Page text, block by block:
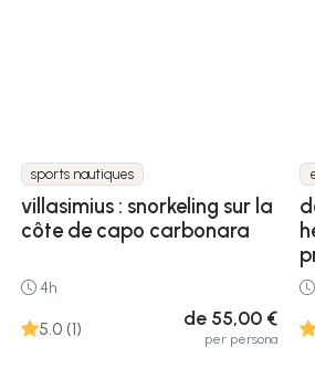
sports nautiques
villasimius : snorkeling sur la
côte de capo carbonara
4h
5.0 (1) de 55,00 €
per persona